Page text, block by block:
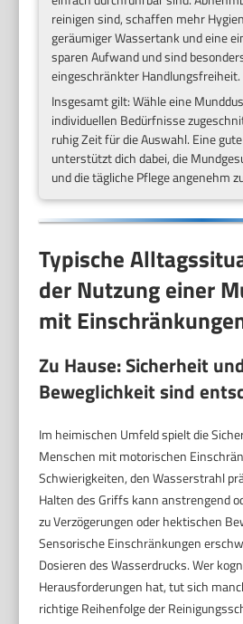
reinigen sind, schaffen mehr
geräumiger Wassertank und eine
sparen Aufwand und sind
eingeschränkter Handlungsfreiheit.
Insgesamt gilt: Wähle eine
individuellen Bedürfnisse
ruhig Zeit für die Auswahl. Eine
unterstützt dich dabei, die
und die tägliche Pflege angenehm
Typische
der Nutzung einer
mit
Zu Hause: Sicherheit
Beweglichkeit sind
Im heimischen Umfeld spielt die
Menschen mit motorischen
Schwierigkeiten, den Wasserstrahl
Halten des Griffs kann anstrengend
zu Verzögerungen oder hektischen
Sensorische Einschränkungen
Dosieren des Wasserdrucks. Wer
Herausforderungen hat, tut sich
richtige Reihenfolge der